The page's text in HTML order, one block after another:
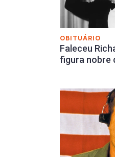
OBITUÁRIO
Faleceu
figura nobre